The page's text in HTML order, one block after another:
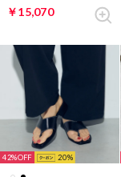
￥15,070
42% 20